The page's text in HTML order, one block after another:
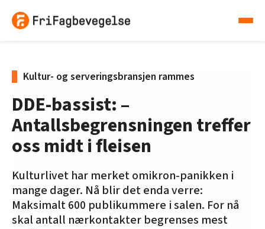
Kultur- og serveringsbransjen rammes
DDE-bassist: –
Antallsbegrensningen treffer
oss midt i fleisen
Kulturlivet har merket omikron-panikken i
mange dager. Nå blir det enda verre:
Maksimalt 600 publikummere i salen. For nå
skal antall nærkontakter begrenses mest